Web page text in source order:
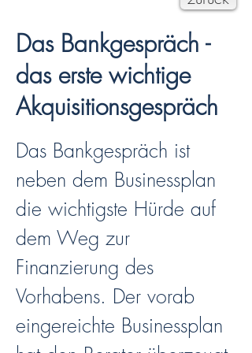
Das Bankgespräch -
das erste wichtige
Akquisitionsgespräch
Das Bankgespräch ist
neben dem Businessplan
die wichtigste Hürde auf
dem Weg zur
Finanzierung des
Vorhabens. Der vorab
eingereichte Businessplan